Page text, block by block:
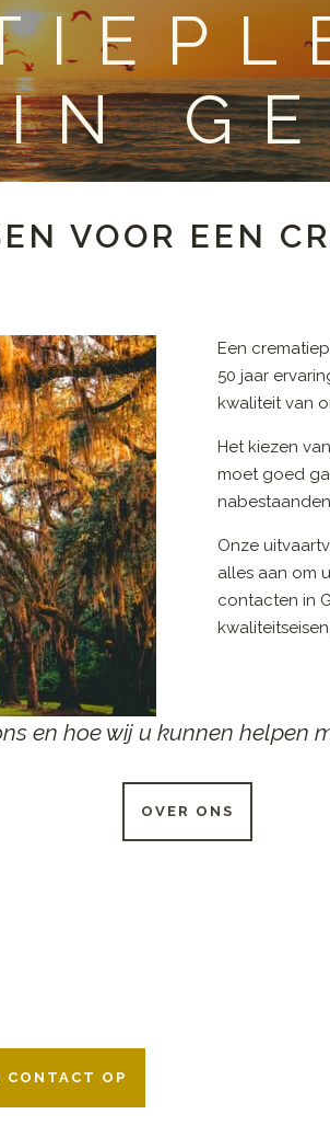
VOOR EEN
Een
50 jaar
kwaliteit van
Het kiezen
moet goed
Onze
alles aan om
contacten in
en hoe wij u kunnen helpen
OVER ONS
CONTACT OP